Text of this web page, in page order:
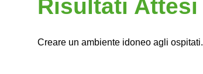
Risultati Attesi
Creare un ambiente idoneo agli ospitati.